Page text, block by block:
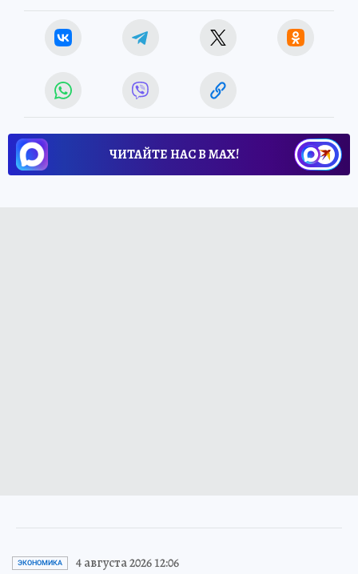
ЧИТАЙТЕ НАС В МАХ!
ЭКОНОМИКА 4 августа 2026 12:06